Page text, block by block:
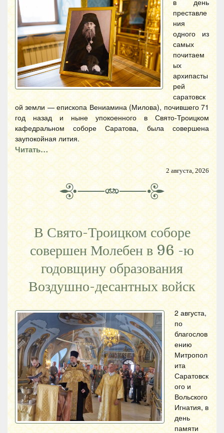
в день
преставле
ния
одного из
самых
почитаем
ых
архипасты
рей
саратовск
ой земли — епископа Вениамина (Милова), почившего 71
год назад и ныне упокоенного в Свято-Троицком
кафедральном соборе Саратова, была совершена
заупокойная лития.
Читать…
2 августа, 2026
В Свято-Троицком соборе
совершен Молебен в 96 -ю
годовщину образования
Воздушно-десантных войск
2 августа,
по
благослов
ению
Митропол
ита
Саратовск
ого и
Вольского
Игнатия, в
день
памяти